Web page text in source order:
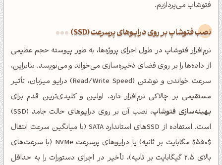
فتوشاپ می‌پردازیم.
نصب فتوشاپ بر روی درایوهای پرسرعت (SSD)
نرم‌افزار فتوشاپ در طول اجرای پروژه‌ها، به طور پیوسته حجم عظیمی
از داده‌ها را بر روی فضای ذخیره‌سازی می‌خواند و می‌نویسد. بنابراین،
سرعت خواندن و نوشتن (Read/Write Speed) درایو میزبان، تأثیر
مستقیمی بر چالاکی نرم‌افزار دارد. اولین و کلیدی‌ترین قدم برای
بهینه‌سازی فتوشاپ
، نصب آن بر روی درایوهای حالت جامد (SSD)
است. استفاده از SSDهای استاندارد SATA (با میانگین سرعت انتقال
$550$ مگابایت بر ثانیه) یا درایوهای پرسرعت NVMe (با سرعت‌های
بالای 2.5 گیگابایت بر ثانیه)، تأخیر در اجرای دستورات را به حداقل